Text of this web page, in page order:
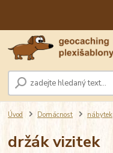
Úvod Domácnost nábytek
držák vizitek